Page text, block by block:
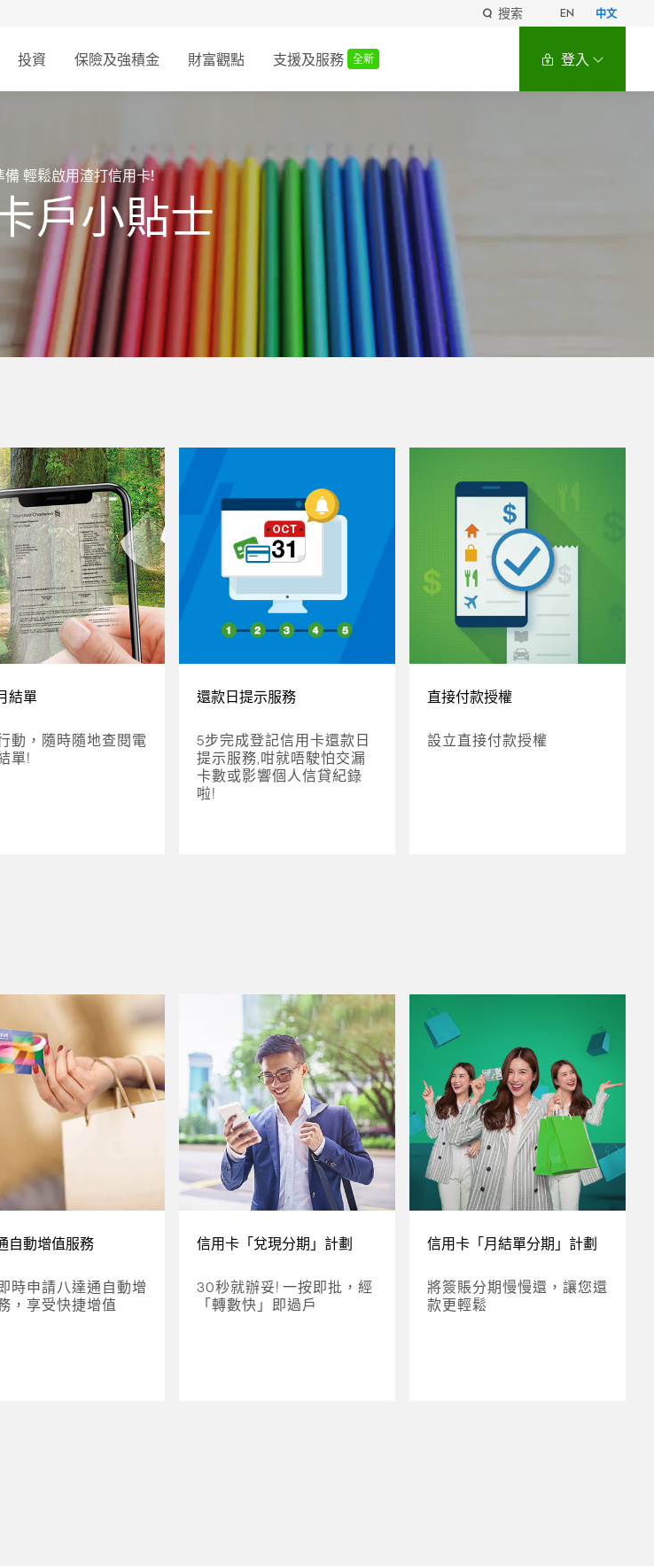
搜索 EN 中文
投資 保險及強積金 財富觀點 支援及服務 全新 登入
備 輕鬆啟用渣打信用卡!
戶小貼士
結單
動，隨時隨地查閱電
單!
還款日提示服務
5步完成登記信用卡還款日
提示服務,咁就唔駛怕交漏
卡數或影響個人信貸紀錄
啦!
直接付款授權
設立直接付款授權
自動增值服務
時申請八達通自動增
，享受快捷增值
信用卡「兌現分期」計劃
30秒就辦妥! 一按即批，經
「轉數快」即過戶
信用卡「月結單分期」計劃
將簽賬分期慢慢還，讓您還
款更輕鬆